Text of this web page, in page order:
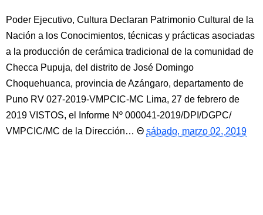
Poder Ejecutivo, Cultura Declaran Patrimonio Cultural de la
Nación a los Conocimientos, técnicas y prácticas asociadas
a la producción de cerámica tradicional de la comunidad de
Checca Pupuja, del distrito de José Domingo
Choquehuanca, provincia de Azángaro, departamento de
Puno RV 027-2019-VMPCIC-MC Lima, 27 de febrero de
2019 VISTOS, el Informe Nº 000041-2019/DPI/DGPC/
VMPCIC/MC de la Dirección…
sábado, marzo 02, 2019